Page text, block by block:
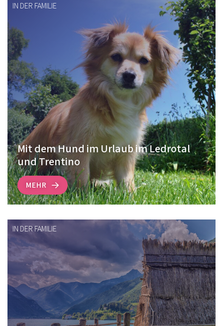
IN DER FAMILIE
Mit dem Hund im Urlaub im Ledrotal
und Trentino
MEHR
IN DER FAMILIE